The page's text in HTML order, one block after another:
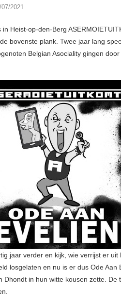
07/2021
Heist-op-den-Berg
bovenste plank. Twee jaar lang
Belgian Asociality gingen
jaar verder en kijk, wie verrijst er uit
losgelaten en nu is er dus Ode Aan
Dhondt in hun witte kousen zette. De